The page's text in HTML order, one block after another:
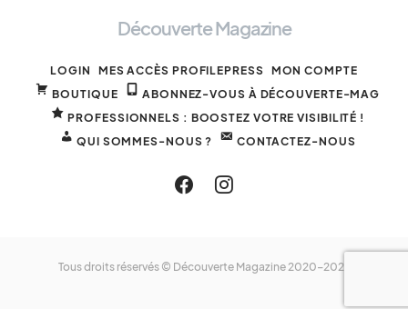
Découverte Magazine
LOGIN MES ACCÈS PROFILEPRESS MON COMPTE
BOUTIQUE
ABONNEZ-VOUS À DÉCOUVERTE-MAG
PROFESSIONNELS : BOOSTEZ VOTRE VISIBILITÉ !
QUI SOMMES-NOUS ?
CONTACTEZ-NOUS
Tous droits réservés © Découverte Magazine 2020-2025